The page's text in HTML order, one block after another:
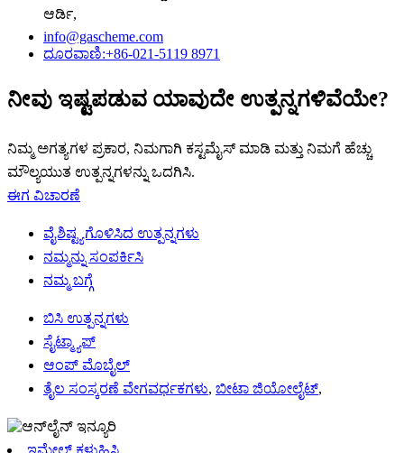
ಆರ್ಡಿ,
info@gascheme.com
ದೂರವಾಣಿ:+86-021-5119 8971
ನೀವು ಇಷ್ಟಪಡುವ ಯಾವುದೇ ಉತ್ಪನ್ನಗಳಿವೆಯೇ?
ನಿಮ್ಮ ಅಗತ್ಯಗಳ ಪ್ರಕಾರ, ನಿಮಗಾಗಿ ಕಸ್ಟಮೈಸ್ ಮಾಡಿ ಮತ್ತು ನಿಮಗೆ ಹೆಚ್ಚು
ಮೌಲ್ಯಯುತ ಉತ್ಪನ್ನಗಳನ್ನು ಒದಗಿಸಿ.
ಈಗ ವಿಚಾರಣೆ
ವೈಶಿಷ್ಟ್ಯಗೊಳಿಸಿದ ಉತ್ಪನ್ನಗಳು
ನಮ್ಮನ್ನು ಸಂಪರ್ಕಿಸಿ
ನಮ್ಮ ಬಗ್ಗೆ
ಬಿಸಿ ಉತ್ಪನ್ನಗಳು
ಸೈಟ್ಮ್ಯಾಪ್
ಆಂಪ್ ಮೊಬೈಲ್
ತೈಲ ಸಂಸ್ಕರಣೆ ವೇಗವರ್ಧಕಗಳು, ಬೀಟಾ ಜಿಯೋಲೈಟ್,
ಇಮೇಲ್ ಕಳುಹಿಸಿ